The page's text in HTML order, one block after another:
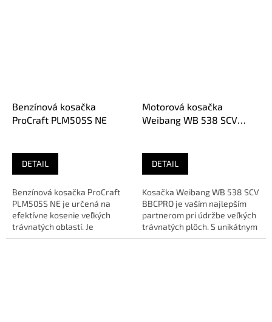
Benzínová kosačka
ProCraft PLM505S NE
DETAIL
Benzínová kosačka ProCraft
PLM505S NE je určená na
efektívne kosenie veľkých
trávnatých oblastí. Je
vybavená spoľahlivým
Motorová kosačka
Weibang WB 538 SCV
DETAIL
Kosačka Weibang WB 538 SCV
BBCPRO je vaším najlepším
partnerom pri údržbe veľkých
trávnatých plôch. S unikátnym
hriadeľovým pohonom,...